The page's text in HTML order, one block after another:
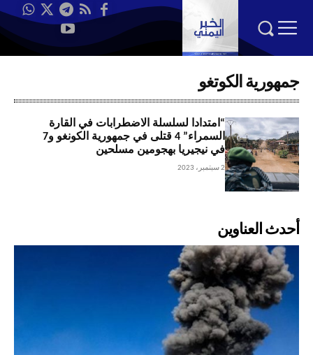
جمهورية الكوتغو
“امتدادا لسلسلة الاضطرابات في القارة
السمراء” 4 قتلى في جمهورية الكونغو و7
في نيجيريا بهجومين مسلحين
2 سبتمبر، 2023
أحدث العناوين